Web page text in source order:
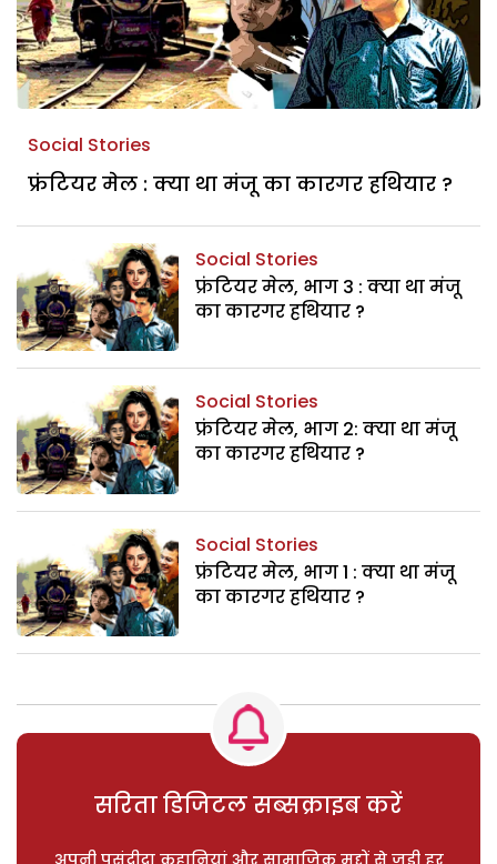
Social Stories
फ्रंटियर मेल : क्या था मंजू का कारगर हथियार ?
Social Stories
फ्रंटियर मेल, भाग 3 : क्या था मंजू
का कारगर हथियार ?
Social Stories
फ्रंटियर मेल, भाग 2: क्या था मंजू
का कारगर हथियार ?
Social Stories
फ्रंटियर मेल, भाग 1 : क्या था मंजू
का कारगर हथियार ?
सरिता डिजिटल सब्सक्राइब करें